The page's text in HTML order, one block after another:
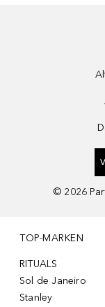
© 2026
TOP-MARKEN
RITUALS
Sol de Janeiro
Stanley